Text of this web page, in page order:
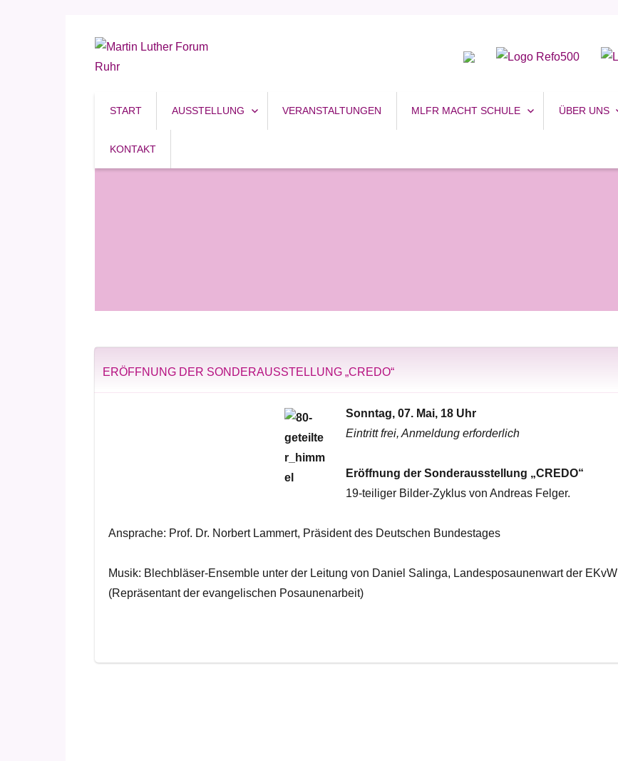
Martin Luther Forum Ruhr
START AUSSTELLUNG VERANSTALTUNGEN MLFR MACHT SCHULE ÜBER UNS
KONTAKT
ERÖFFNUNG DER SONDERAUSSTELLUNG „CREDO“
Sonntag, 07. Mai, 18 Uhr
Eintritt frei, Anmeldung erforderlich
Eröffnung der Sonderausstellung „CREDO“
19-teiliger Bilder-Zyklus von Andreas Felger.
Ansprache: Prof. Dr. Norbert Lammert, Präsident des Deutschen Bundestages
Musik: Blechbläser-Ensemble unter der Leitung von Daniel Salinga, Landesposaunenwart der EKvW
(Repräsentant der evangelischen Posaunenarbeit)